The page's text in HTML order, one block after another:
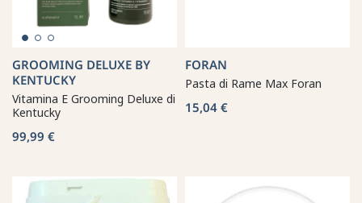
GROOMING DELUXE BY
KENTUCKY
Vitamina E Grooming Deluxe di
Kentucky
99,99 €
FORAN
Pasta di Rame Max Foran
15,04 €